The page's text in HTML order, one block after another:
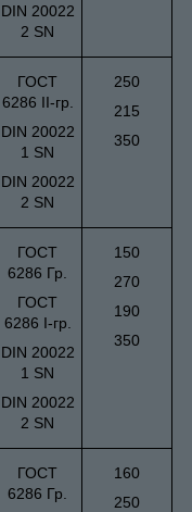
DIN 20022
2 SN
ГОСТ
6286 II-гр.
DIN 20022
1 SN
DIN 20022
2 SN
250
215
350
ГОСТ
6286 Гр.
ГОСТ
6286 I-гр.
DIN 20022
1 SN
DIN 20022
2 SN
150
270
190
350
ГОСТ
6286 Гр.
160
250